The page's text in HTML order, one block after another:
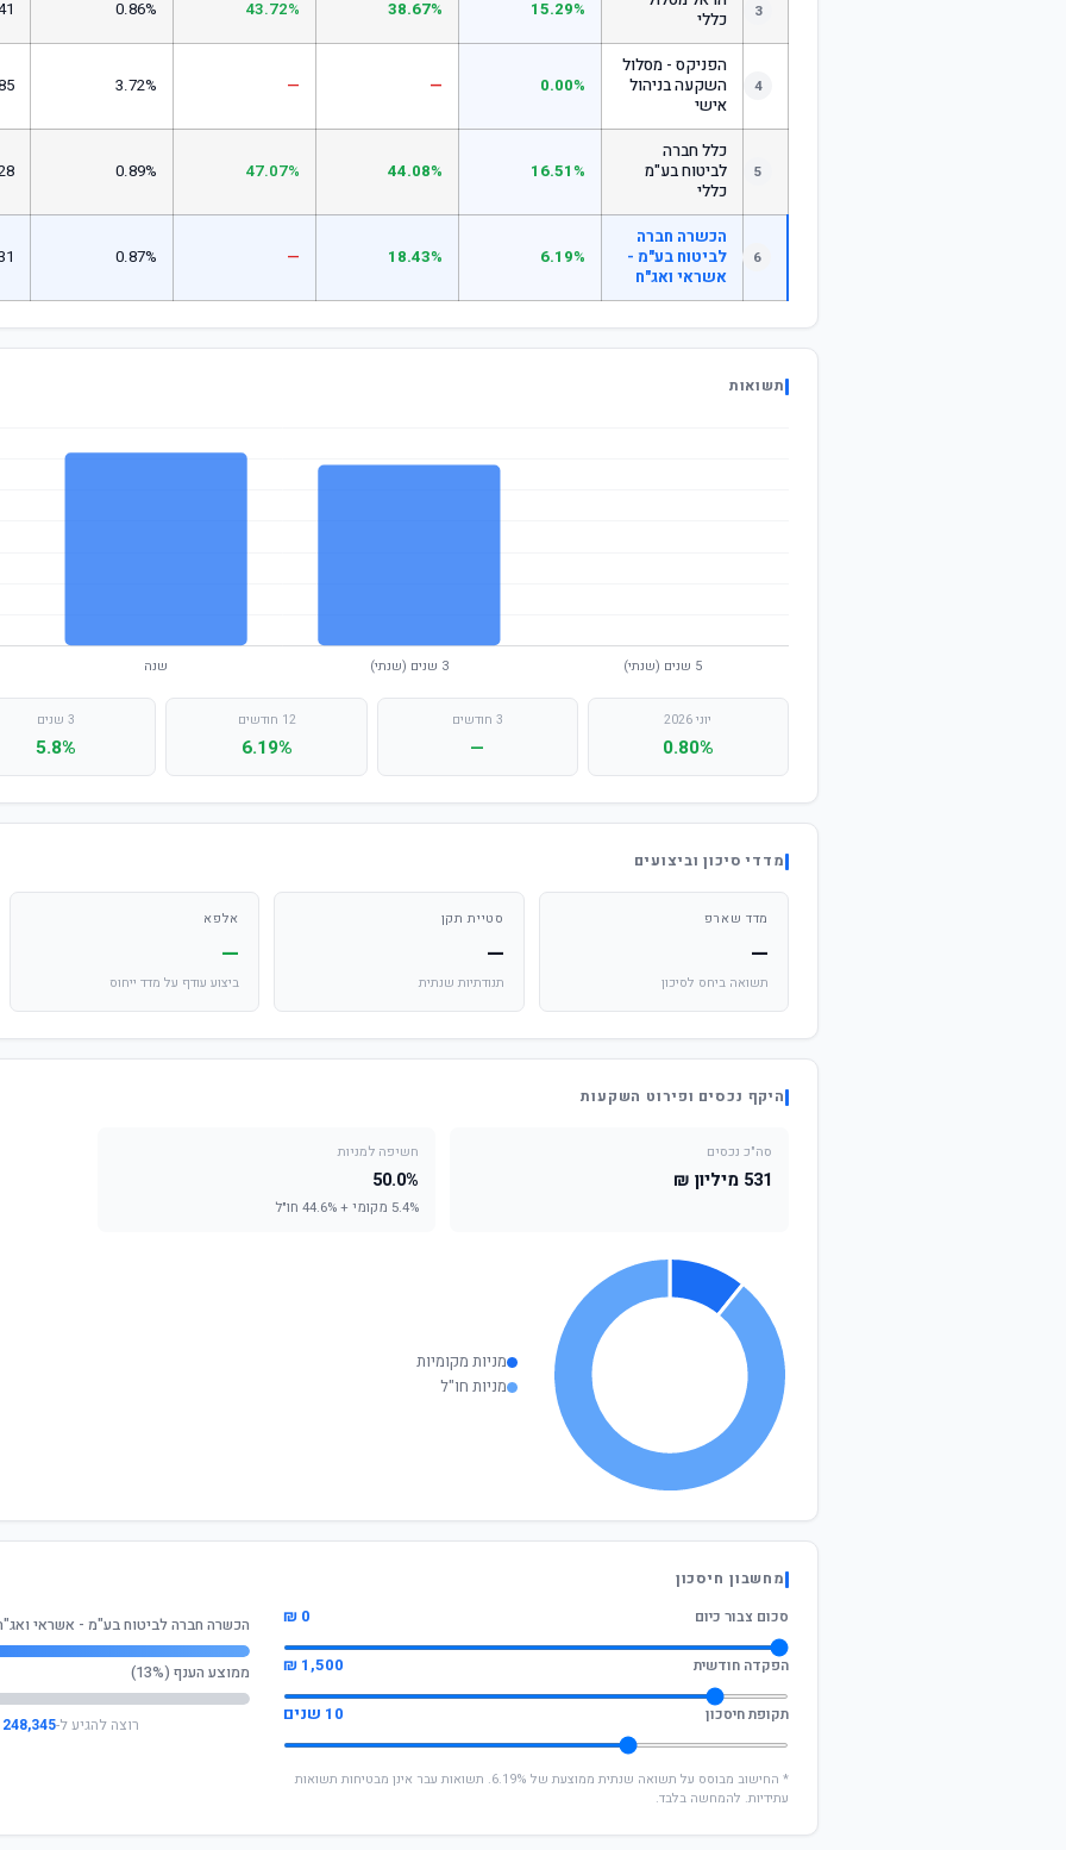
3
כללי
15.29%
38.67%
43.72%
0.86%
4
הפניקס - מסלול
השקעה בניהול
אישי
0.00%
—
—
3.72%
5
כלל חברה
לביטוח בע"מ
כללי
16.51%
44.08%
47.07%
0.89%
6
הכשרה חברה
לביטוח בע"מ -
אשראי ואג"ח
6.19%
18.43%
—
0.87%
תשואות
יוני 2026
0.80%
3 חודשים
—
12 חודשים
6.19%
3 שנים
5.8%
מדדי סיכון וביצועים
מדד שארפ
—
תשואה ביחס לסיכון
סטיית תקן
—
תנודתיות שנתית
אלפא
—
ביצוע עודף על מדד ייחוס
היקף נכסים ופירוט השקעות
סה"כ נכסים
531 מיליון ₪
חשיפה למניות
50.0%
5.4% מקומי + 44.6% חו"ל
מניות מקומיות
מניות חו"ל
מחשבון חיסכון
סכום צבור כיום
0 ₪
הפקדה חודשית 1,500 ₪
תקופת חיסכון 10 שנים
* החישוב מבוסס על תשואה שנתית ממוצעת של 6.19%. תשואות עבר אינן מבטיחות תשואות
עתידיות. להמחשה בלבד.
הכשרה חברה לביטוח בע"מ - אשראי
ממוצע הענף (13%)
רוצה להגיע ל-248,345 ₪